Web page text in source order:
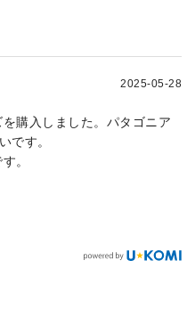
2025-05-28
購入しました。パタゴニア
です。
。